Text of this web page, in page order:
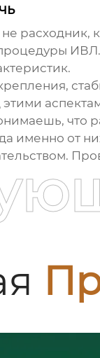
расходник,
что
именно от